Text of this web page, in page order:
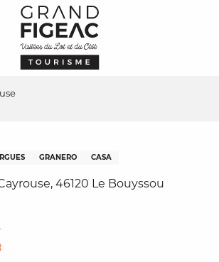
GRANERO CASA
46120 Le Bouyssou
aux favoris